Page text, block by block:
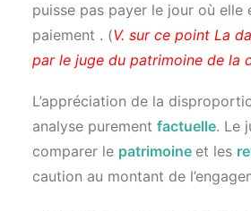
puisse pas payer le jour où elle
paiement . (V. sur ce point La
par le juge du patrimoine de la
L’appréciation de la
analyse purement factuelle. Le
comparer le patrimoine et les
caution au montant de